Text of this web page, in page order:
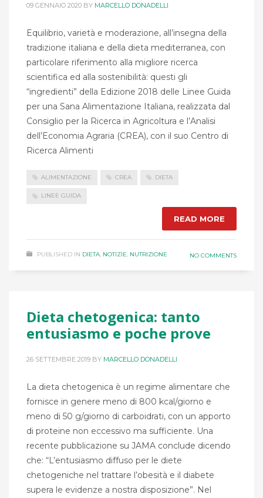
09 GENNAIO 2020 BY MARCELLO DONADELLI
Equilibrio, varietà e moderazione, all’insegna della
tradizione italiana e della dieta mediterranea, con
particolare riferimento alla migliore ricerca
scientifica ed alla sostenibilità: questi gli
“ingredienti” della Edizione 2018 delle Linee Guida
per una Sana Alimentazione Italiana, realizzata dal
Consiglio per la Ricerca in Agricoltura e l’Analisi
dell’Economia Agraria (CREA), con il suo Centro di
Ricerca Alimenti
ALIMENTAZIONE CREA DIETA
LINEE GUIDA
READ MORE
PUBLISHED IN DIETA NOTIZIE NUTRIZIONE NO COMMENTS
Dieta chetogenica: tanto
entusiasmo e poche prove
26 SETTEMBRE 2019 BY MARCELLO DONADELLI
La dieta chetogenica è un regime alimentare che
fornisce in genere meno di 800 kcal/giorno e
meno di 50 g/giorno di carboidrati, con un apporto
di proteine non eccessivo ma sufficiente. Una
recente pubblicazione su JAMA conclude dicendo
che: “L’entusiasmo diffuso per le diete
chetogeniche nel trattare l’obesità e il diabete
supera le evidenze a nostra disposizione”. Nel